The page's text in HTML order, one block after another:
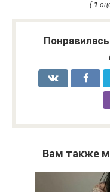
( 1
Вам также